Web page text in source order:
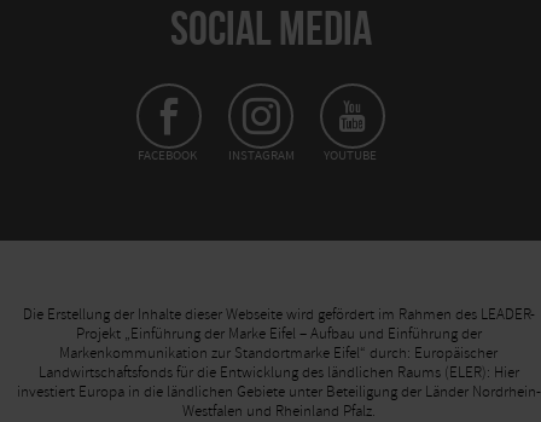
SOCIAL MEDIA
FACEBOOK INSTAGRAM YOUTUBE
Die Erstellung der Inhalte dieser Webseite wird gefördert im Rahmen des LEADER-
Projekt „Einführung der Marke Eifel – Aufbau und Einführung der
Markenkommunikation zur Standortmarke Eifel“ durch: Europäischer
Landwirtschaftsfonds für die Entwicklung des ländlichen Raums (ELER): Hier
investiert Europa in die ländlichen Gebiete unter Beteiligung der Länder Nordrhein-
Westfalen und Rheinland Pfalz.